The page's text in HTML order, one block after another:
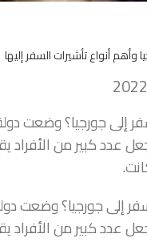
أنواع تأشيرات السفر إليها
إلى جورجيا؟ وضعت
عدد كبير من الأفراد
إلى جورجيا؟ وضعت
عدد كبير من الأفراد